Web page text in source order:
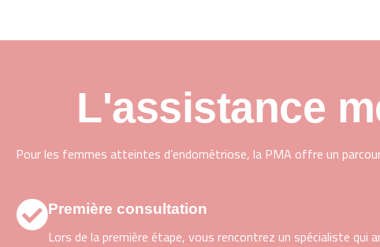
L'assistance
Pour les femmes atteintes d’endométriose, la PMA offre un
Première consultation
Lors de la première étape, vous rencontrez un spécialiste